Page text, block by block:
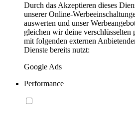
Durch das Akzeptieren dieses
unserer Online-
auswerten und unser
gleichen wir deine verschlüsselten
mit folgenden externen
Dienste bereits nutzt:
Google Ads
Performance